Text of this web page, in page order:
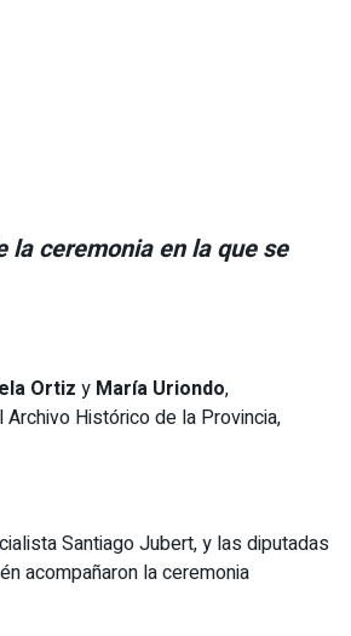
ceremonia en la que se
Ortiz y María Uriondo,
Histórico de la Provincia,
Santiago Jubert, y las diputadas
acompañaron la ceremonia